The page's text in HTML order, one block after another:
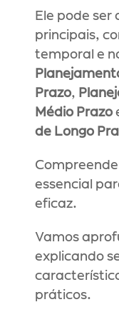
Ele pode ser
principais,
Prazo,
Médio Prazo
de Longo
essencial
eficaz.
Vamos
explicando
práticos.